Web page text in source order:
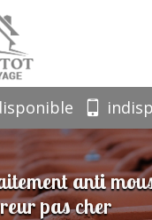
anti
pas cher